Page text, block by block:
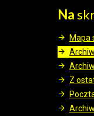
Na
Mapa
Z